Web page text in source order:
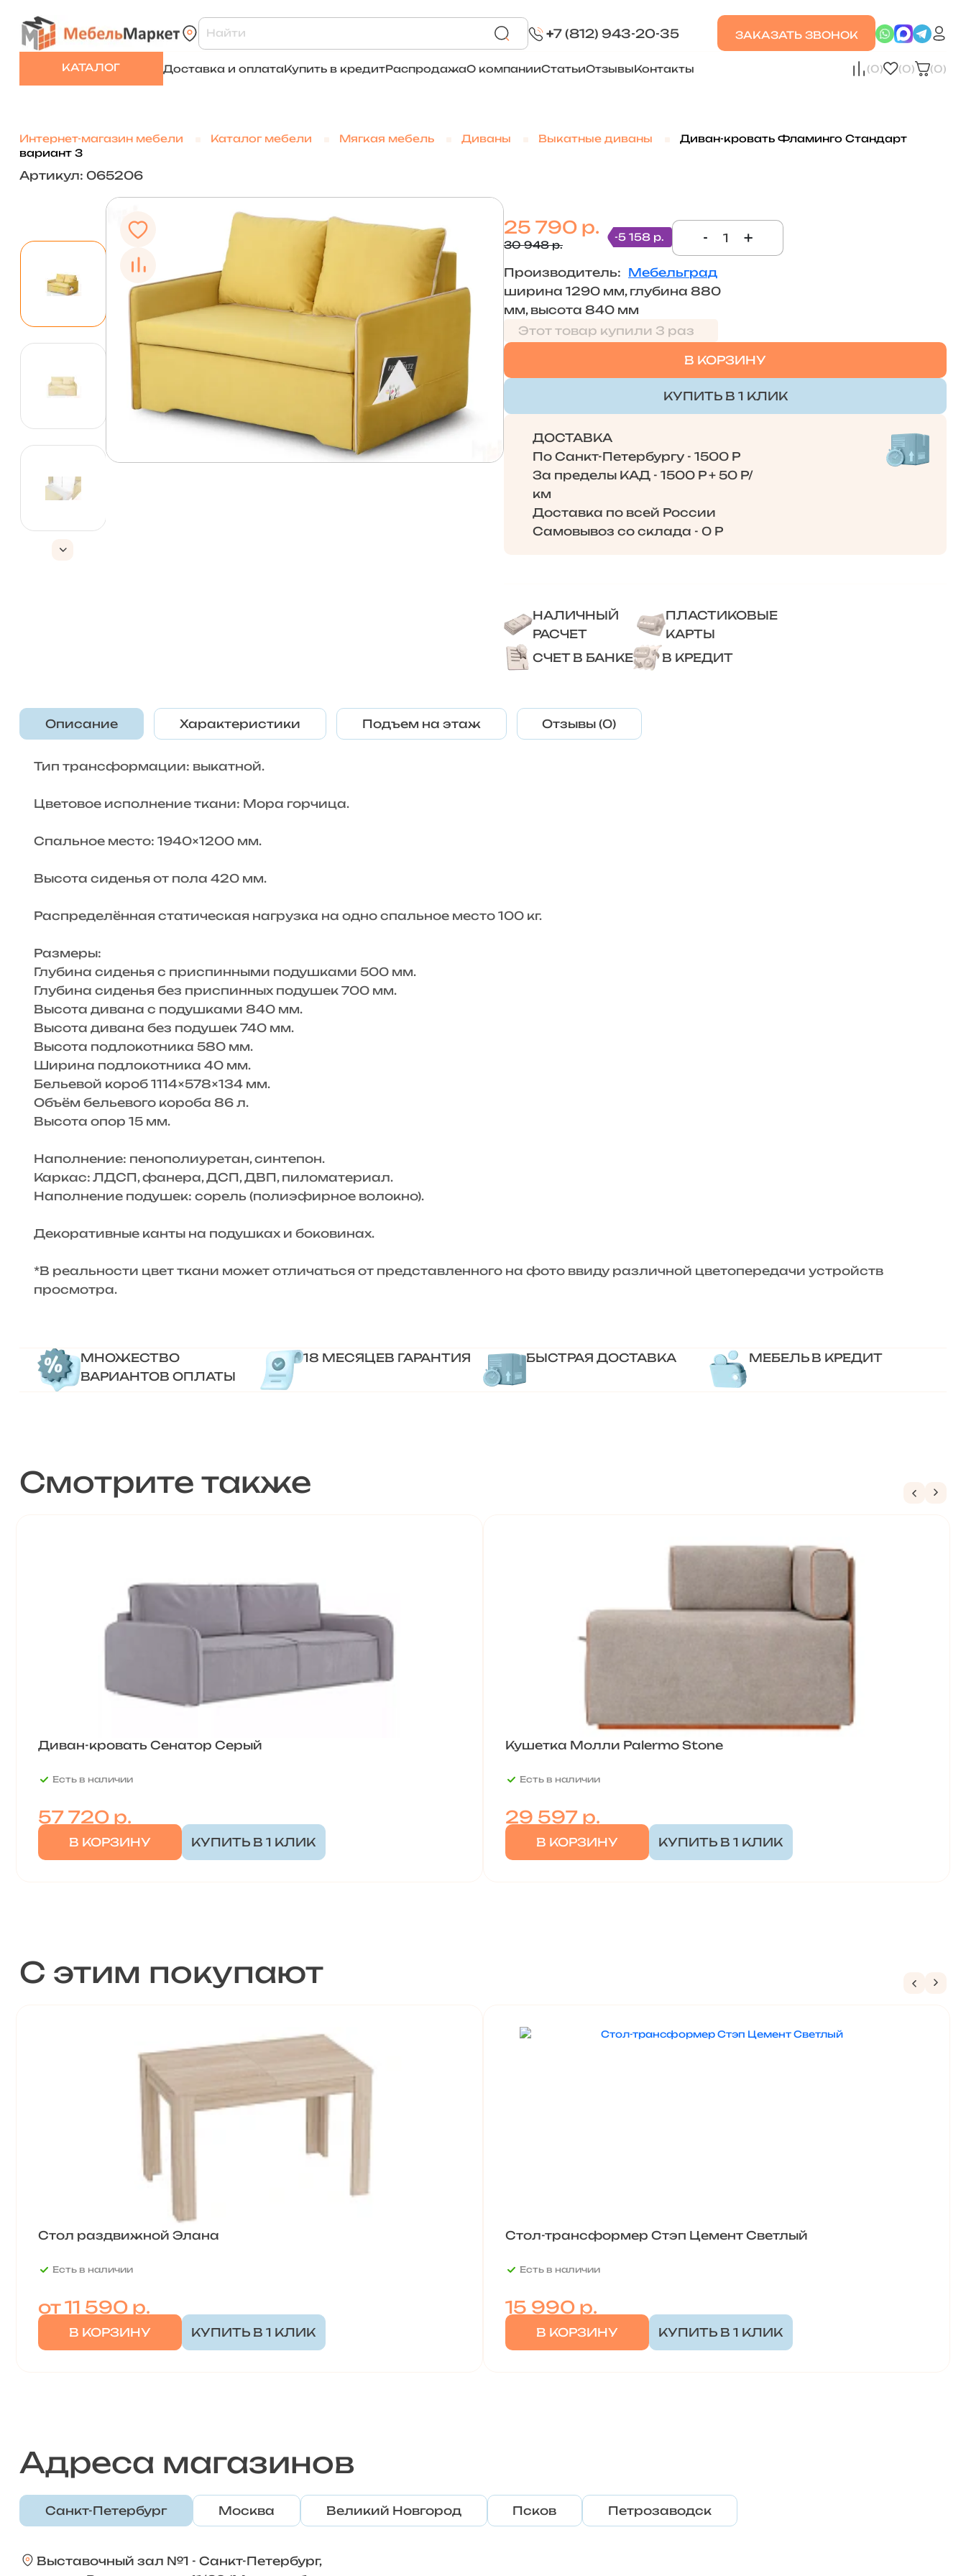
+7 (812) 943-20-35 ЗАКАЗАТЬ ЗВОНОК
КАТАЛОГ Доставка и оплатаКупить в кредитРаспродажаО компанииСтатьиОтзывыКонтакты (0) (0) (0)
Интернет-магазин мебели Каталог мебели Мягкая мебель Диваны Выкатные диваны
Диван-кровать Фламинго Стандарт
вариант 3
Артикул: 065206
25 790 р.
30 948 р.
-5 158 р. - +
Производитель: Мебельград
ширина 1290 мм, глубина 880
мм, высота 840 мм
Этот товар купили 3 раз
В КОРЗИНУ
КУПИТЬ В 1 КЛИК
ДОСТАВКА
По Санкт-Петербургу - 1500 Р
За пределы КАД - 1500 Р + 50 Р/
км
Доставка по всей России
Самовывоз со склада - 0 Р
НАЛИЧНЫЙ
РАСЧЕТ
ПЛАСТИКОВЫЕ
КАРТЫ
СЧЕТ В БАНКЕ
В КРЕДИТ
Описание Характеристики Подъем на этаж Отзывы (0)
Тип трансформации: выкатной.
Цветовое исполнение ткани: Мора горчица.
Спальное место: 1940×1200 мм.
Высота сиденья от пола 420 мм.
Распределённая статическая нагрузка на одно спальное место 100 кг.
Размеры:
Глубина сиденья с приспинными подушками 500 мм.
Глубина сиденья без приспинных подушек 700 мм.
Высота дивана с подушками 840 мм.
Высота дивана без подушек 740 мм.
Высота подлокотника 580 мм.
Ширина подлокотника 40 мм.
Бельевой короб 1114×578×134 мм.
Объём бельевого короба 86 л.
Высота опор 15 мм.
Наполнение: пенополиуретан, синтепон.
Каркас: ЛДСП, фанера, ДСП, ДВП, пиломатериал.
Наполнение подушек: сорель (полиэфирное волокно).
Декоративные канты на подушках и боковинах.
*В реальности цвет ткани может отличаться от представленного на фото ввиду различной цветопередачи устройств
просмотра.
МНОЖЕСТВО
ВАРИАНТОВ ОПЛАТЫ
18 МЕСЯЦЕВ ГАРАНТИЯ БЫСТРАЯ ДОСТАВКА МЕБЕЛЬ В КРЕДИТ
Смотрите также
Диван-кровать Сенатор Серый
Есть в наличии
57 720р.
В КОРЗИНУ КУПИТЬ В 1 КЛИК
Кушетка Молли Palermo Stone
Есть в наличии
29 597р.
В КОРЗИНУ КУПИТЬ В 1 КЛИК
С этим покупают
Стол раздвижной Элана
Есть в наличии
от11 590 р.
В КОРЗИНУ КУПИТЬ В 1 КЛИК
Стол-трансформер Стэп Цемент Светлый
Есть в наличии
15 990р.
В КОРЗИНУ КУПИТЬ В 1 КЛИК
Адреса магазинов
Санкт-Петербург Москва Великий Новгород Псков Петрозаводск
Выставочный зал №1 - Санкт-Петербург,